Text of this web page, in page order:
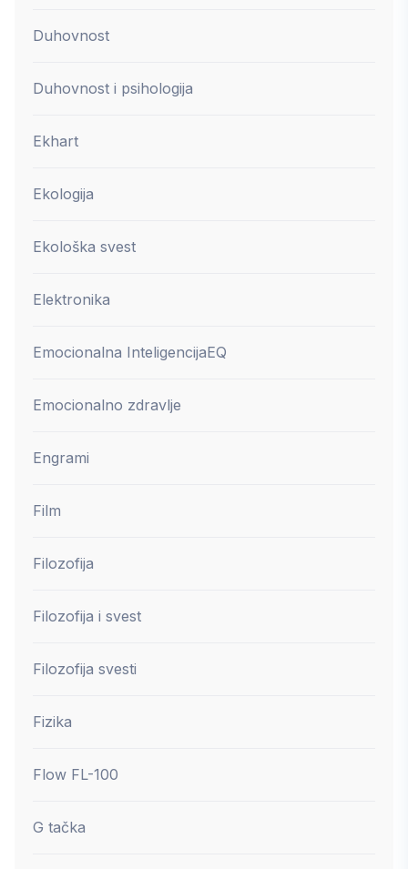
Duhovnost
Duhovnost i psihologija
Ekhart
Ekologija
Ekološka svest
Elektronika
Emocionalna InteligencijaEQ
Emocionalno zdravlje
Engrami
Film
Filozofija
Filozofija i svest
Filozofija svesti
Fizika
Flow FL-100
G tačka